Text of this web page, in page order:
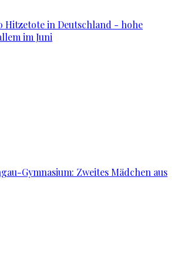
Hitzetote in Deutschland - hohe
im Juni
Gymnasium: Zweites Mädchen aus